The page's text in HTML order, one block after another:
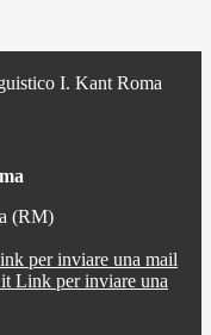
I. Kant Roma
(RM)
per inviare una mail
Link per inviare una